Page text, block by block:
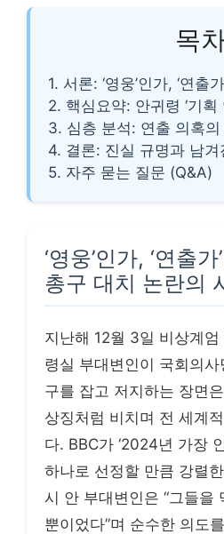
목
1. 서론: ‘영웅’인가, ‘연출
2. 핵심요약: 안귀령 ‘기획
3. 심층 분석: 연출 의혹의
4. 결론: 진실 규명과 남겨
5. 자주 묻는 질문 (Q&A)
‘영웅’인가, ‘연출
총구 대치 논란의
지난해 12월 3일 비상계
령실 부대변인이 국회의
구를 잡고 저지하는 장면
상징처럼 비치며 전 세계
다. BBC가 ‘2024년 가장
하나로 선정할 만큼 강렬
시 안 부대변인은 “그들을
뿐이었다”며 순수한 의도